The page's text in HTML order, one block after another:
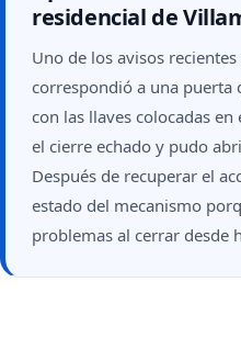
residencial de
Uno de los avisos
correspondió a una puerta
con las llaves colocadas
el cierre echado y pudo
Después de recuperar el
estado del mecanismo
problemas al cerrar desde